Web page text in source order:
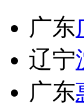
广东
辽宁
广东